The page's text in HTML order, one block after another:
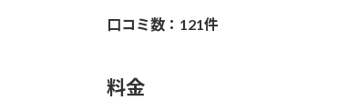
口コミ数：121件
料金